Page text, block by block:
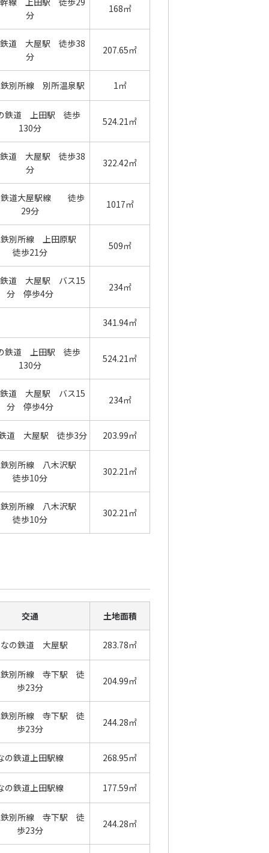
分
168㎡
鉄道 大屋駅 徒歩38
分
207.65㎡
別所線 別所温泉駅 1㎡
鉄道 上田駅 徒歩
130分
524.21㎡
鉄道 大屋駅 徒歩38
分
322.42㎡
鉄道大屋駅線 徒歩
29分
1017㎡
鉄別所線 上田原駅
徒歩21分
509㎡
鉄道 大屋駅 バス15
分 停歩4分
234㎡
341.94㎡
鉄道 上田駅 徒歩
130分
524.21㎡
鉄道 大屋駅 バス15
分 停歩4分
234㎡
道 大屋駅 徒歩3分 203.99㎡
鉄別所線 八木沢駅
徒歩10分
302.21㎡
鉄別所線 八木沢駅
徒歩10分
302.21㎡
交通 土地面積
の鉄道 大屋駅 283.78㎡
鉄別所線 寺下駅 徒
歩23分
204.99㎡
鉄別所線 寺下駅 徒
歩23分
244.28㎡
の鉄道上田駅線 268.95㎡
の鉄道上田駅線 177.59㎡
鉄別所線 寺下駅 徒
歩23分
244.28㎡